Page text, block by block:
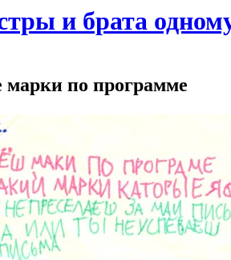
и брата
по программе